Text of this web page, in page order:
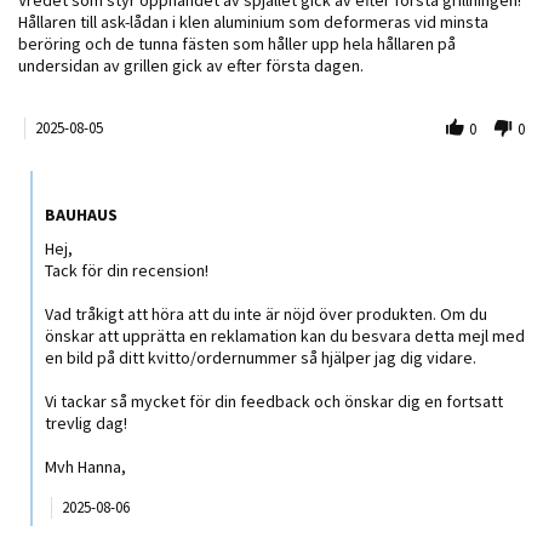
Hållaren till ask-lådan i klen aluminium som deformeras vid minsta
beröring och de tunna fästen som håller upp hela hållaren på
undersidan av grillen gick av efter första dagen.
2025-08-05 0 0
BAUHAUS
Hej,
Tack för din recension!
Vad tråkigt att höra att du inte är nöjd över produkten. Om du
önskar att upprätta en reklamation kan du besvara detta mejl med
en bild på ditt kvitto/ordernummer så hjälper jag dig vidare.
Vi tackar så mycket för din feedback och önskar dig en fortsatt
trevlig dag!
Mvh Hanna,
2025-08-06